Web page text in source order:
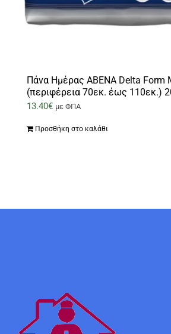
Πάνα Ημέρας ABENA Delta Form
(περιφέρεια 70εκ. έως 110εκ.)
13.40€ με ΦΠΑ
Προσθήκη στο καλάθι